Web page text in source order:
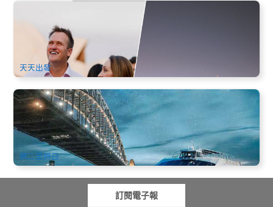
悉尼半自助美酒美饌3日遊(五星酒店可選) | 日落港灣晚餐船、
獵人谷酒莊一日遊、歌劇院用餐與入內參觀
1.3k 已預訂
453.00 $466.00
天天出發
悉尼巡航360° | 雪梨灣 唯美玻璃船 四道菜晚宴 (含4杯酒)
Clearview Glass Boat Dinner Cruise
1.1k 已預訂
AUD $169.00 $210.00
SYD04996
週二至週日
訂閱電子報